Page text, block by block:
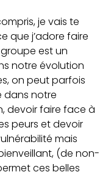
je vais te
que j’adore faire
est un
notre évolution
on peut parfois
dans notre
devoir faire face à
peurs et devoir
mais
(de non-
ces belles